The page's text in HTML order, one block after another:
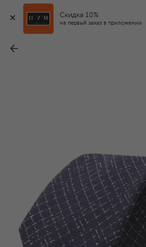
Скидка 10%
на первый заказ в приложении